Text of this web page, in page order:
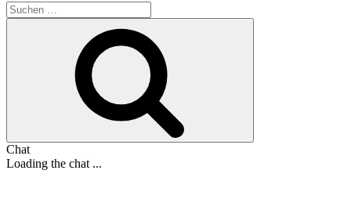
Suche
nach:
Chat
Loading the chat ...